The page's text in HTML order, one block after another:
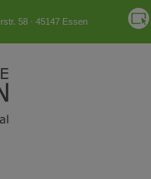
58 · 45147 Essen